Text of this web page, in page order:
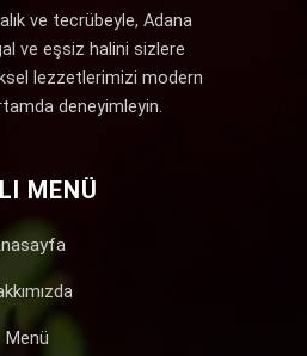
ve tecrübeyle, Adana
ve eşsiz halini sizlere
lezzetlerimizi modern
deneyimleyin.
MENÜ
Menü